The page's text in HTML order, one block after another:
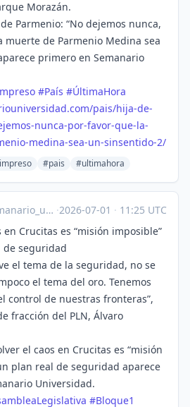
Morazán.
Parmenio: “No dejemos nunca,
muerte de Parmenio Medina sea
primero en Semanario
#País #ÚltimaHora
pais/hija-de-
nunca-por-favor-que-la-
medina-sea-un-sinsentido-2/
#pais #ultimahora
·2026-07-01 · 11:25 UTC
en Crucitas es “misión imposible”
seguridad
el tema de la seguridad, no se
el tema del oro. Tenemos
control de nuestras fronteras”,
fracción del PLN, Álvaro
el caos en Crucitas es “misión
plan real de seguridad aparece
Universidad.
#Bloque1